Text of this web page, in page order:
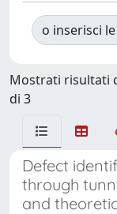
o inserisci
Mostrati risultati
di 3
Defect
through
and